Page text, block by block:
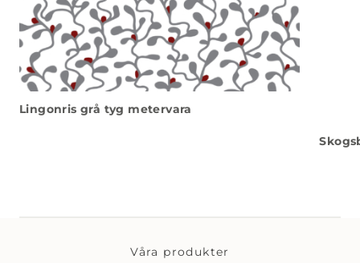
Lingonris grå tyg metervara
Våra produkter